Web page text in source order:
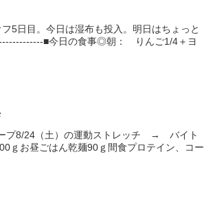
5日目。今日は湿布も投入。明日はちょっと
■今日の食事◎朝： りんご1/4＋ヨ
プ8/24（土）の運動ストレッチ → バイト
ｇお昼ごはん乾麺90ｇ間食プロテイン、コー